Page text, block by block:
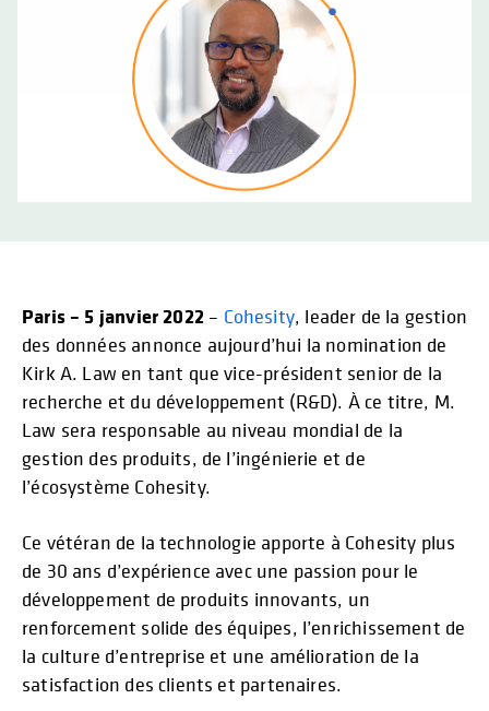
Paris – 5 janvier 2022– Cohesity, leader de la gestion
des données annonce aujourd’hui la nomination de
Kirk A. Law en tant que vice-président senior de la
recherche et du développement (R&D). À ce titre, M.
Law sera responsable au niveau mondial de la
gestion des produits, de l’ingénierie et de
l’écosystème Cohesity.
Ce vétéran de la technologie apporte à Cohesity plus
de 30 ans d’expérience avec une passion pour le
développement de produits innovants, un
renforcement solide des équipes, l’enrichissement de
la culture d’entreprise et une amélioration de la
satisfaction des clients et partenaires.